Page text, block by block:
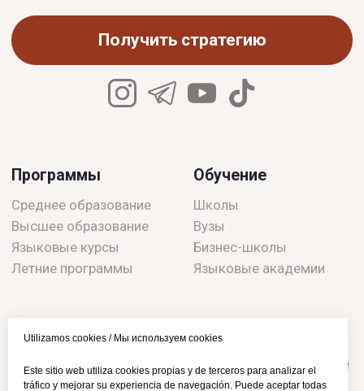
Utilizamos cookies / Мы используем cookies
Este sitio web utiliza cookies propias y de terceros para analizar el
tráfico y mejorar su experiencia de navegación. Puede aceptar todas